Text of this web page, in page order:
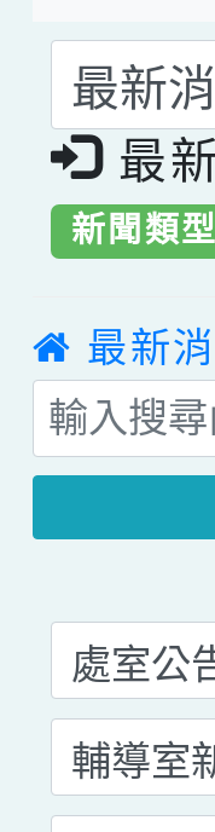
選擇
最
新聞類型
最新